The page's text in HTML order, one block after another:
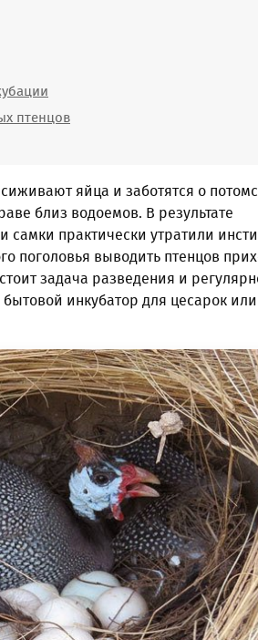
птенцов
яйца и заботятся о
близ водоемов. В результате
практически утратили
поголовья выводить птенцов
задача разведения и
инкубатор для цесарок или